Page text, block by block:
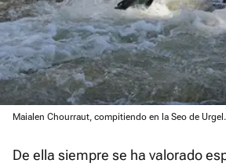
Maialen Chourraut, compitiendo en la Seo de Urgel.
De ella siempre se ha valorado